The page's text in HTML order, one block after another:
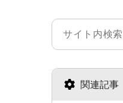
関連記事